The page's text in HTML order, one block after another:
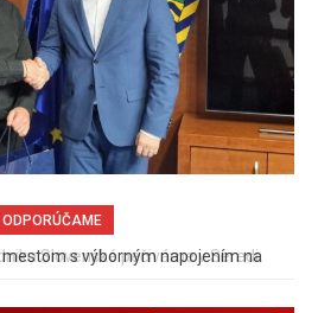
ODPORÚČAME
s výborným napojením na